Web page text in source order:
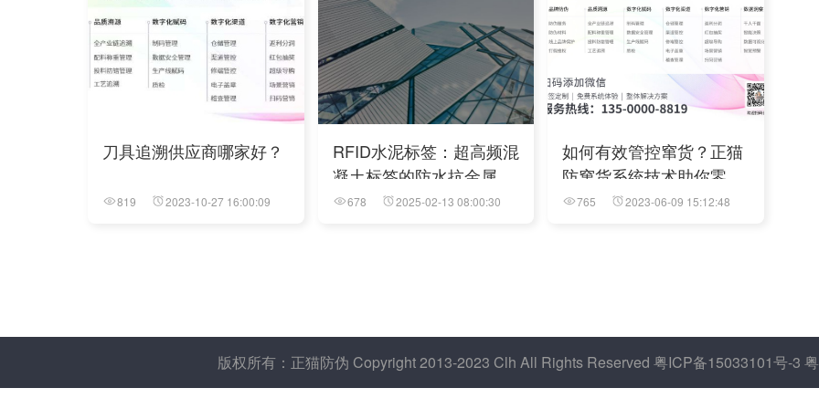
刀具追溯供应商哪家好？
819 2023-10-27 16:00:09
RFID水泥标签：超高频混
凝土标签的防水抗金属特
性678 2025-02-13 08:00:30
如何有效管控窜货？正猫
防窜货系统技术助你零售
稳步增长
765 2023-06-09 15:12:48
版权所有：正猫防伪 Copyright 2013-2023 Clh All Rights Reserved 粤ICP备15033101号-3